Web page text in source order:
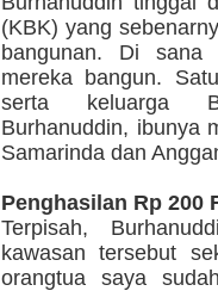
(KBK) yang
bangunan. Di
mereka bangun.
serta keluarga
Burhanuddin, ibunya
Samarinda dan
Penghasilan Rp 200
Terpisah,
kawasan tersebut
orangtua saya